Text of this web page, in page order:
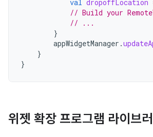
val dropoffLocation
// Build your
// ...
}
appWidgetManager .
}
}
위젯 확장 프로그램 라이브러